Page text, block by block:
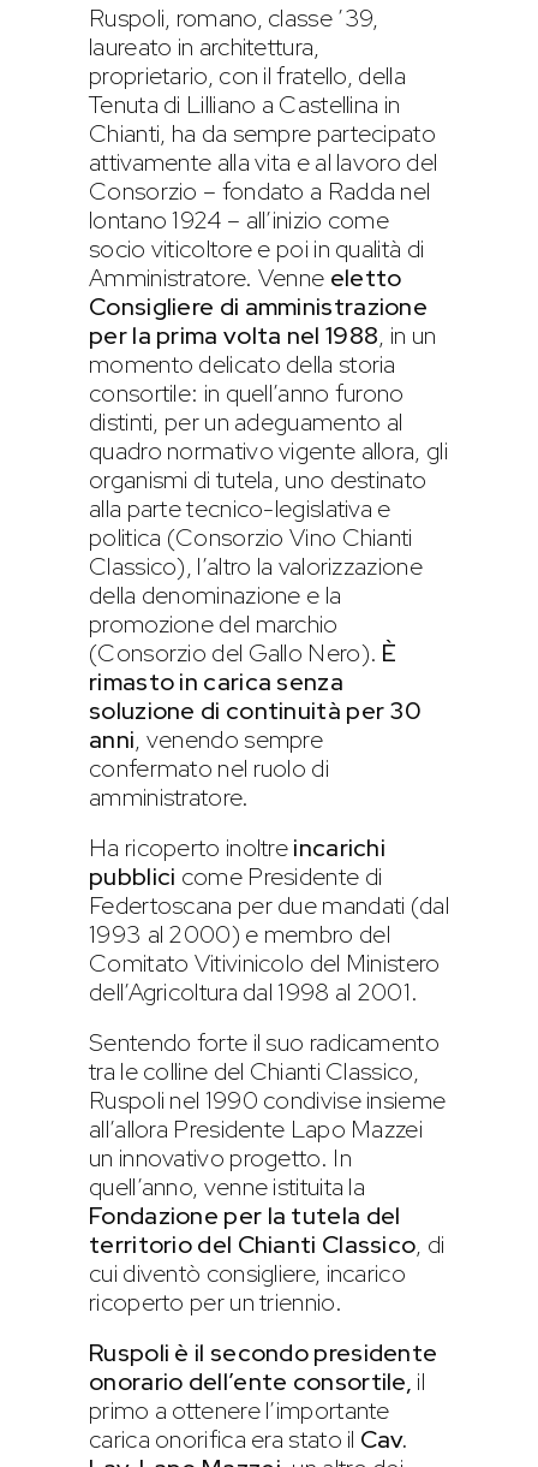
Ruspoli, romano, classe ’39,
laureato in architettura,
proprietario, con il fratello, della
Tenuta di Lilliano a Castellina in
Chianti, ha da sempre partecipato
attivamente alla vita e al lavoro del
Consorzio – fondato a Radda nel
lontano 1924 – all’inizio come
socio viticoltore e poi in qualità di
Amministratore. Venne eletto
Consigliere di amministrazione
per la prima volta nel 1988, in un
momento delicato della storia
consortile: in quell’anno furono
distinti, per un adeguamento al
quadro normativo vigente allora, gli
organismi di tutela, uno destinato
alla parte tecnico-legislativa e
politica (Consorzio Vino Chianti
Classico), l’altro la valorizzazione
della denominazione e la
promozione del marchio
(Consorzio del Gallo Nero). È
rimasto in carica senza
soluzione di continuità per 30
anni, venendo sempre
confermato nel ruolo di
amministratore.
Ha ricoperto inoltreincarichi
pubblici come Presidente di
Federtoscana per due mandati (dal
1993 al 2000) e membro del
Comitato Vitivinicolo del Ministero
dell’Agricoltura dal 1998 al 2001.
Sentendo forte il suo radicamento
tra le colline del Chianti Classico,
Ruspoli nel 1990 condivise insieme
all’allora Presidente Lapo Mazzei
un innovativo progetto. In
quell’anno, venne istituita la
Fondazione per la tutela del
territorio del Chianti Classico, di
cui diventò consigliere, incarico
ricoperto per un triennio.
Ruspoli è il secondo presidente
onorario dell’ente consortile, il
primo a ottenere l’importante
carica onorifica era stato il Cav.